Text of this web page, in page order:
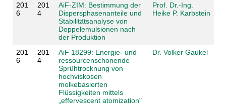
201
6
201
4
AiF-ZIM: Bestimmung der
Dispersphasenanteile und
Stabilitätsanalyse von
Doppelemulsionen nach
der Produktion
Prof. Dr.-Ing.
Heike P. Karbstein
201
6
201
4
AiF 18299: Energie- und
ressourcenschonende
Sprühtrocknung von
hochviskosen
molkebasierten
Flüssigkeiten mittels
„effervescent atomization"
Dr. Volker Gaukel